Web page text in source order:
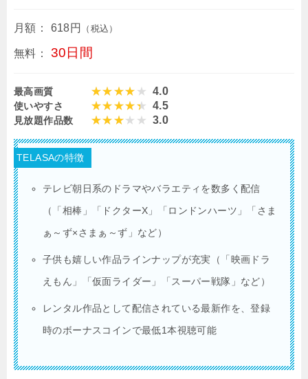
月額： 618円 （税込）
無料： 30日間
最高画質 4.0
使いやすさ 4.5
見放題作品数 3.0
TELASAの特徴
テレビ朝日系のドラマやバラエティを数多く配信
（「相棒」「ドクターX」「ロンドンハーツ」「さま
ぁ～ず×さまぁ～ず」など）
子供も嬉しい作品ラインナップが充実（「映画ドラ
えもん」「仮面ライダー」「スーパー戦隊」など）
レンタル作品として配信されている最新作を、登録
時のボーナスコインで最低1本視聴可能